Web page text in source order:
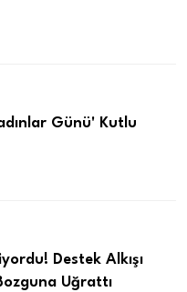
Günü' Kutlu
Destek Alkışı
Uğrattı